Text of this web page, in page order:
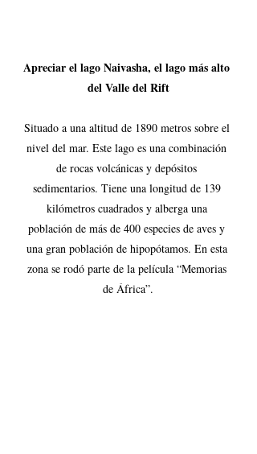
Apreciar el lago Naivasha, el lago más alto
del Valle del Rift
Situado a una altitud de 1890 metros sobre el
nivel del mar. Este lago es una combinación
de rocas volcánicas y depósitos
sedimentarios. Tiene una longitud de 139
kilómetros cuadrados y alberga una
población de más de 400 especies de aves y
una gran población de hipopótamos. En esta
zona se rodó parte de la película “Memorias
de África”.